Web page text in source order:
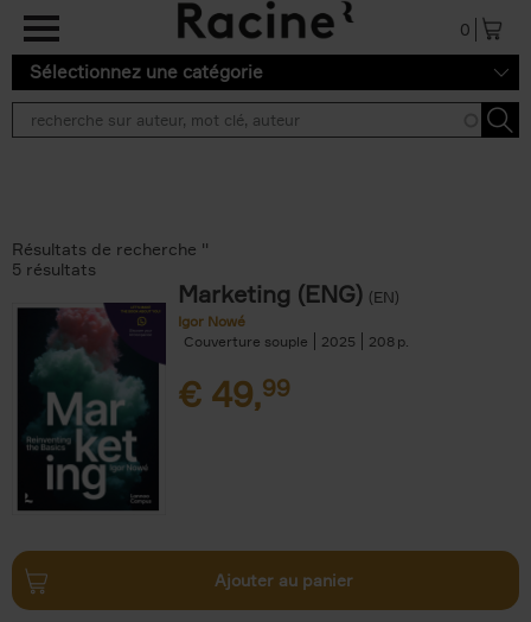
Aller au contenu principal
0
Sélectionnez une catégorie
Résultats de recherche ''
5 résultats
Marketing (ENG) (EN)
Igor Nowé
Couverture souple
2025 208
€ 49,99
Ajouter au panier